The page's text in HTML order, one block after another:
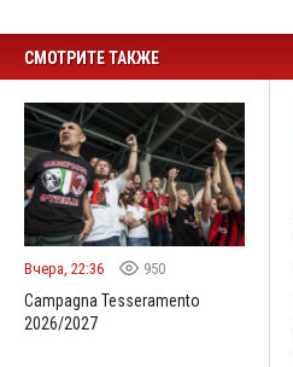
СМОТРИТЕ ТАКЖЕ
Вчера, 22:36 950
Campagna Tesseramento
2026/2027